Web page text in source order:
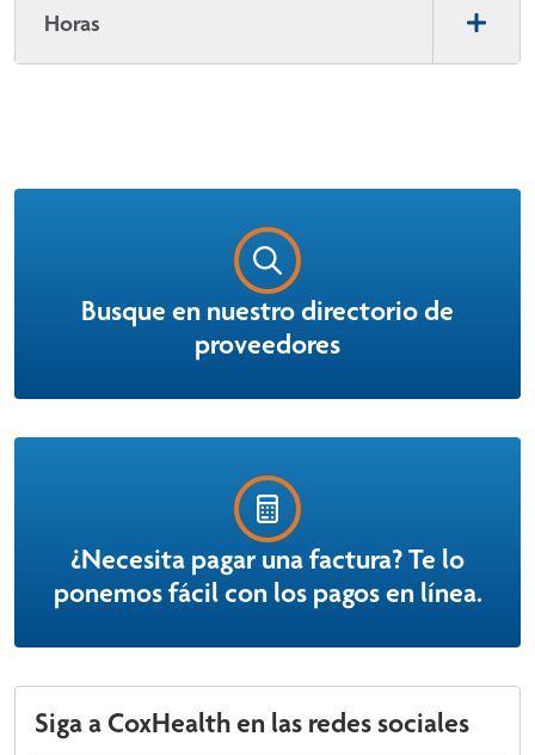
Horas
Busque en nuestro directorio de
proveedores
¿Necesita pagar una factura? Te lo
ponemos fácil con los pagos en línea.
Siga a CoxHealth en las redes sociales